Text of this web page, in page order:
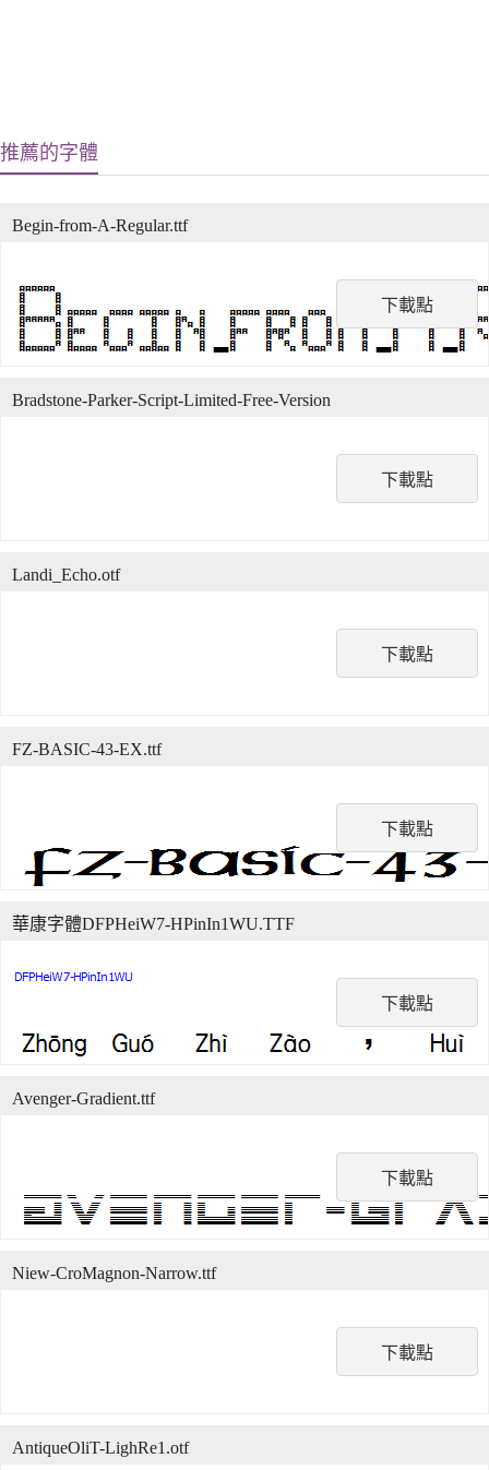
推薦的字體
下載點
Begin-from-A-Regular.ttf
下載點
Bradstone-Parker-Script-Limited-Free-Version
下載點
Landi_Echo.otf
下載點
FZ-BASIC-43-EX.ttf
下載點
華康字體DFPHeiW7-HPinIn1WU.TTF
下載點
Avenger-Gradient.ttf
下載點
Niew-CroMagnon-Narrow.ttf
AntiqueOliT-LighRe1.otf